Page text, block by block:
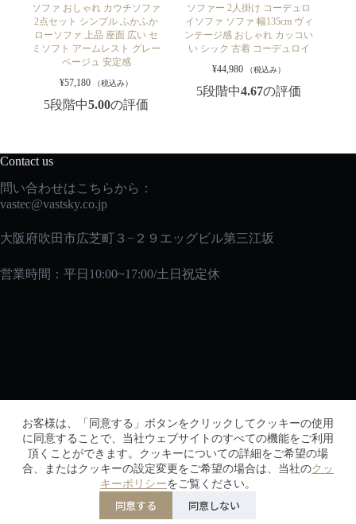
お客様は、「同意する」ボタンをクリックしてクッキーの使用
に同意することで、当社ウェブサイトのすべての機能をご利用
頂くことができます。クッキーについての詳細をご希望の場
合、またはクッキーの設定変更をご希望の場合は、当社のクッ
キーポリシーをご覧ください。
同意する 同意しない
ソファ おしゃれ カウチソファ
2点セット シンプル ふかふか
ローソファ 上品 座面 広い セ
ミソフト アームレスト グレー
ベージュ 安定感
¥57,180 （税込み）
5段階中5.00の評価
ソファー 2人掛け コーデュロ
イソファ ソファ 幅135cm ヴィ
ンテージ感 おしゃれ カッコい
い シック 古着 コーデュロイ
¥44,980 （税込み）
5段階中4.67の評価
Contact us
問い合わせはこちらから：
vastec@vastsky.co.jp
大阪府吹田市広芝町３−２９エッグビル第三江坂
営業時間：平日10:00~17:00/土日祝定休
メルマガに登録して、初回購入時に10％オフの特典を
ゲットしよう！